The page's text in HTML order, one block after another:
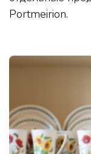
Portmeirion.